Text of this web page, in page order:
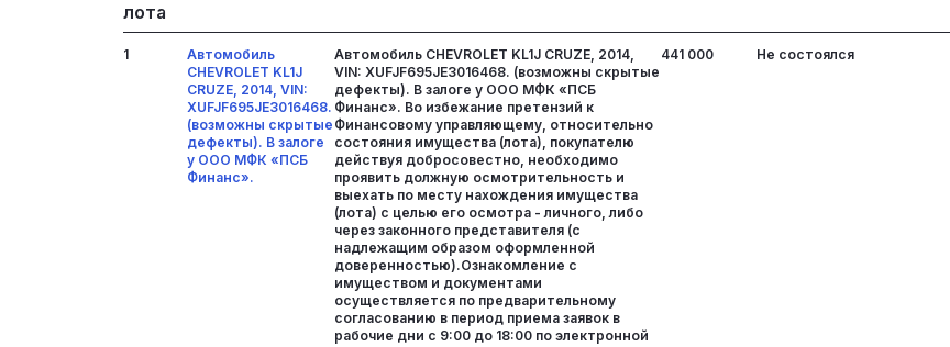
лота
1
Автомобиль
CHEVROLET KL1J
CRUZE, 2014, VIN:
XUFJF695JE3016468.
(возможны скрытые
дефекты). В залоге
у ООО МФК «ПСБ
Финанс».
Автомобиль CHEVROLET KL1J CRUZE, 2014,
VIN: XUFJF695JE3016468. (возможны скрытые
дефекты). В залоге у ООО МФК «ПСБ
Финанс». Во избежание претензий к
Финансовому управляющему, относительно
состояния имущества (лота), покупателю
действуя добросовестно, необходимо
проявить должную осмотрительность и
выехать по месту нахождения имущества
(лота) с целью его осмотра - личного, либо
через законного представителя (с
надлежащим образом оформленной
доверенностью).Ознакомление с
имуществом и документами
осуществляется по предварительному
согласованию в период приема заявок в
рабочие дни с 9:00 до 18:00 по электронной
441 000 Не состоялся